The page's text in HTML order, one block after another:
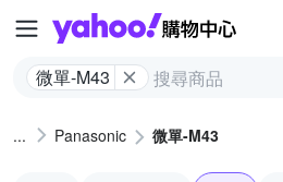
微單-M43
Panasonic 微單-M43